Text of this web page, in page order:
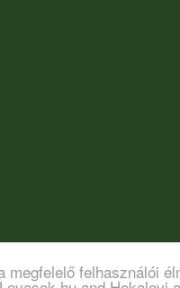
megfelelő felhasználói